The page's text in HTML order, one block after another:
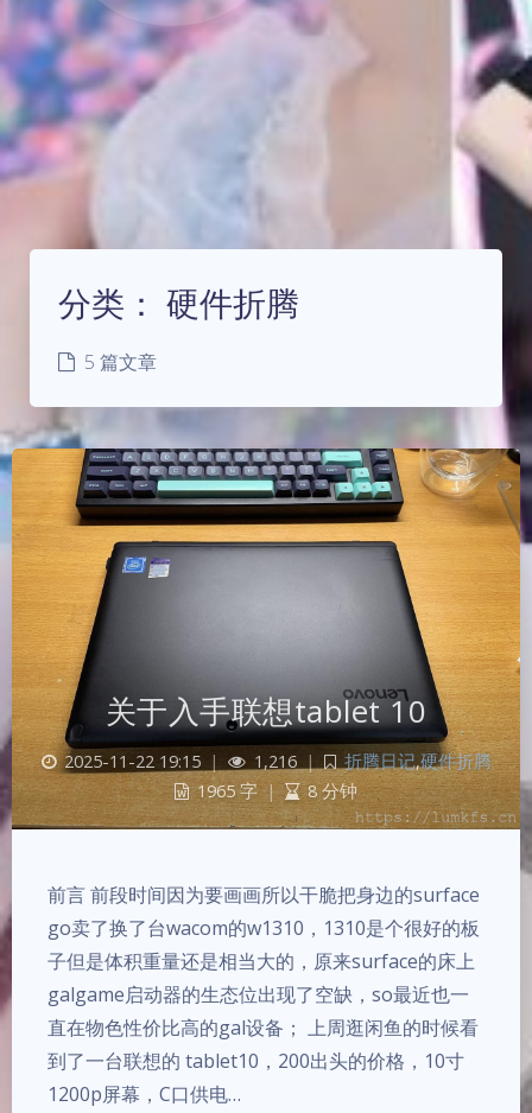
分类： 硬件折腾
5 篇文章
关于入手联想tablet 10
2025-11-22 19:15 | 1,216 | 折腾日记,硬件折腾
1965 字 | 8 分钟
前言 前段时间因为要画画所以干脆把身边的surface
go卖了换了台wacom的w1310，1310是个很好的板
子但是体积重量还是相当大的，原来surface的床上
galgame启动器的生态位出现了空缺，so最近也一
直在物色性价比高的gal设备； 上周逛闲鱼的时候看
到了一台联想的 tablet10，200出头的价格，10寸
1200p屏幕，C口供电…